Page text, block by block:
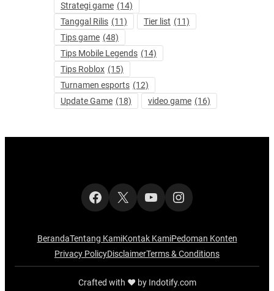
Strategi game (14)
Tanggal Rilis (11) Tier list (11)
Tips game (48)
Tips Mobile Legends (14)
Tips Roblox (15)
Turnamen esports (12)
Update Game (18) video game (16)
Facebook
X YouTubeInstagram
BerandaTentang KamiKontak KamiPedoman Konten
Privacy PolicyDisclaimerTerms & Conditions
Crafted with ‪‪❤︎‬ by Indotify.com